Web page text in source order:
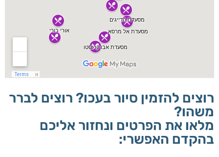
רוצים להזמין סיור בעכו? רוצים לברר
משהו?
מלאו את הפרטים ונחזור אליכם
בהקדם האפשרי: